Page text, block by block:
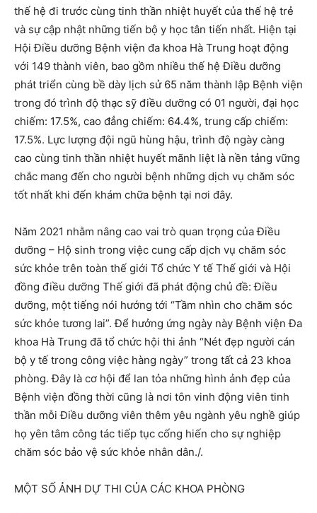
thế hệ đi trước cùng tinh thần nhiệt huyết của thế hệ trẻ
và sự cập nhật những tiến bộ y học tân tiến nhất. Hiện tại
Hội Điều dưỡng Bệnh viện đa khoa Hà Trung hoạt động
với 149 thành viên, bao gồm nhiều thế hệ Điều dưỡng
phát triển cùng bề dày lịch sử 65 năm thành lập Bệnh viện
trong đó trình độ thạc sỹ điều dưỡng có 01 người, đại học
chiếm: 17.5%, cao đẳng chiếm: 64.4%, trung cấp chiếm:
17.5%. Lực lượng đội ngũ hùng hậu, trình độ ngày càng
cao cùng tinh thần nhiệt huyết mãnh liệt là nền tảng vững
chắc mang đến cho người bệnh những dịch vụ chăm sóc
tốt nhất khi đến khám chữa bệnh tại nơi đây.
Năm 2021 nhằm nâng cao vai trò quan trọng của Điều
dưỡng – Hộ sinh trong việc cung cấp dịch vụ chăm sóc
sức khỏe trên toàn thế giới Tổ chức Y tế Thế giới và Hội
đồng điều dưỡng Thế giới đã phát động chủ đề: Điều
dưỡng, một tiếng nói hướng tới “Tầm nhìn cho chăm sóc
sức khỏe tương lai”. Để hưởng ứng ngày này Bệnh viện Đa
khoa Hà Trung đã tổ chức hội thi ảnh “Nét đẹp người cán
bộ y tế trong công việc hàng ngày” trong tất cả 23 khoa
phòng. Đây là cơ hội để lan tỏa những hình ảnh đẹp của
Bệnh viện đồng thời cũng là nơi tôn vinh động viên tinh
thần mỗi Điều dưỡng viên thêm yêu ngành yêu nghề giúp
họ yên tâm công tác tiếp tục cống hiến cho sự nghiệp
chăm sóc bảo vệ sức khỏe nhân dân./.
MỘT SỐ ẢNH DỰ THI CỦA CÁC KHOA PHÒNG